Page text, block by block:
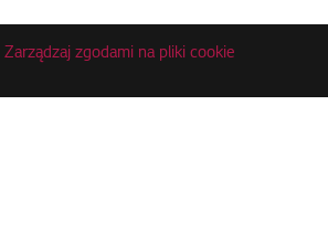
|Zarządzaj zgodami na pliki cookie